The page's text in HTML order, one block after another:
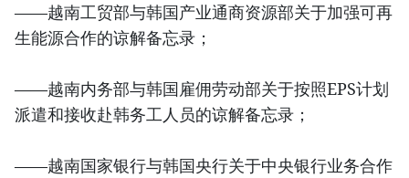
——越南工贸部与韩国产业通商资源部关于加强可再
生能源合作的谅解备忘录；
——越南内务部与韩国雇佣劳动部关于按照EPS计划
派遣和接收赴韩务工人员的谅解备忘录；
——越南国家银行与韩国央行关于中央银行业务合作